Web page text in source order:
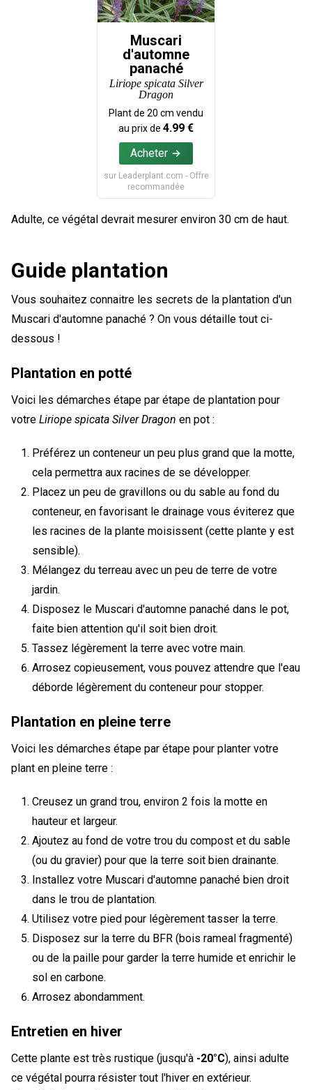
Muscari
d'automne
panaché
Liriope spicata Silver
Dragon
Plant de 20 cm vendu
au prix de 4.99 €
Acheter
sur Leaderplant.com - Offre
recommandée
Adulte, ce végétal devrait mesurer environ 30 cm de haut.
Guide plantation
Vous souhaitez connaitre les secrets de la plantation d'un
Muscari d'automne panaché ? On vous détaille tout ci-
dessous !
Plantation en potté
Voici les démarches étape par étape de plantation pour
votre Liriope spicata Silver Dragon en pot :
Préférez un conteneur un peu plus grand que la motte,
cela permettra aux racines de se développer.
Placez un peu de gravillons ou du sable au fond du
conteneur, en favorisant le drainage vous éviterez que
les racines de la plante moisissent (cette plante y est
sensible).
Mélangez du terreau avec un peu de terre de votre
jardin.
Disposez le Muscari d'automne panaché dans le pot,
faite bien attention qu'il soit bien droit.
Tassez légèrement la terre avec votre main.
Arrosez copieusement, vous pouvez attendre que l'eau
déborde légèrement du conteneur pour stopper.
Plantation en pleine terre
Voici les démarches étape par étape pour planter votre
plant en pleine terre :
Creusez un grand trou, environ 2 fois la motte en
hauteur et largeur.
Ajoutez au fond de votre trou du compost et du sable
(ou du gravier) pour que la terre soit bien drainante.
Installez votre Muscari d'automne panaché bien droit
dans le trou de plantation.
Utilisez votre pied pour légèrement tasser la terre.
Disposez sur la terre du BFR (bois rameal fragmenté)
ou de la paille pour garder la terre humide et enrichir le
sol en carbone.
Arrosez abondamment.
Entretien en hiver
Cette plante est très rustique (jusqu'à -20°C), ainsi adulte
ce végétal pourra résister tout l'hiver en extérieur.